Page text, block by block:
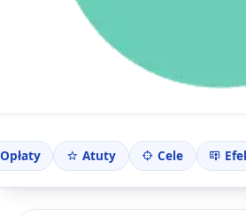
Ukończ błyskawicznie w
już w nadchodzącym roku
Opłaty Atuty Cele